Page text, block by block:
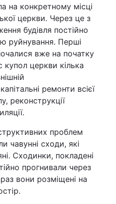
на конкретному місці
церкви. Через це з
будівля постійно
руйнування. Перші
вже на початку
купол церкви кілька
ремонти всієї
реконструкції
проблем
чавунні сходи, які
Сходинки, покладені
прогнивали через
вони розміщені на